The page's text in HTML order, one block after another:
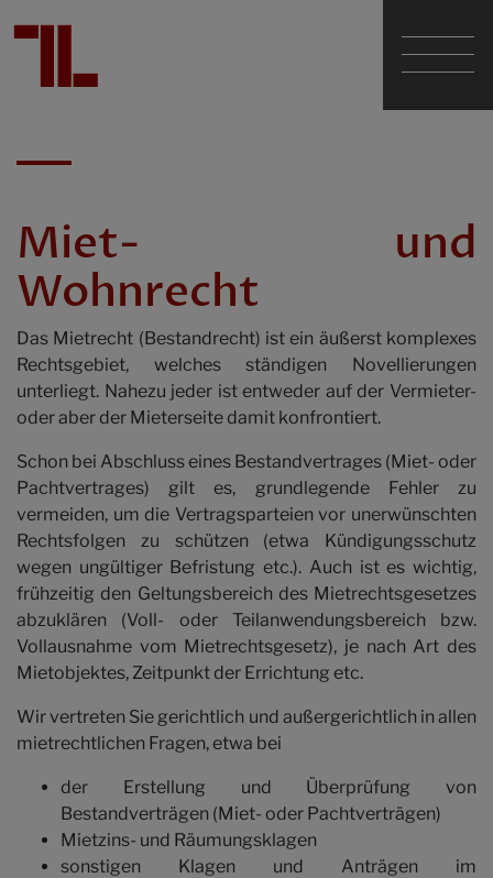
Dr. Walter Geißelmann em.
Die Kanzlei
Honorar
Kontakt
Miet- und
Wohnrecht
Das Mietrecht (Bestandrecht) ist ein äußerst komplexes
Rechtsgebiet, welches ständigen Novellierungen
unterliegt. Nahezu jeder ist entweder auf der Vermieter-
oder aber der Mieterseite damit konfrontiert.
Schon bei Abschluss eines Bestandvertrages (Miet- oder
Pachtvertrages) gilt es, grundlegende Fehler zu
vermeiden, um die Vertragsparteien vor unerwünschten
Rechtsfolgen zu schützen (etwa Kündigungsschutz
wegen ungültiger Befristung etc.). Auch ist es wichtig,
frühzeitig den Geltungsbereich des Mietrechtsgesetzes
abzuklären (Voll- oder Teilanwendungsbereich bzw.
Vollausnahme vom Mietrechtsgesetz), je nach Art des
Mietobjektes, Zeitpunkt der Errichtung etc.
Wir vertreten Sie gerichtlich und außergerichtlich in allen
mietrechtlichen Fragen, etwa bei
der Erstellung und Überprüfung von
Bestandverträgen (Miet- oder Pachtverträgen)
Mietzins- und Räumungsklagen
sonstigen Klagen und Anträgen im